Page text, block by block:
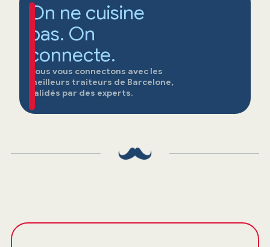
On ne cuisine
pas. On
connecte.
Nous vous connectons avec les
meilleurs traiteurs de Barcelone,
validés par des experts.